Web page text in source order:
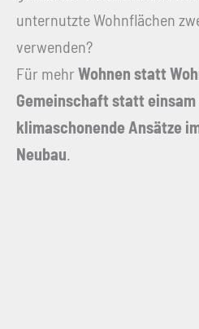
unternutzte Wohnflächen
verwenden?
Für mehr Wohnen statt
Gemeinschaft statt
klimaschonende Ansätze
Neubau.